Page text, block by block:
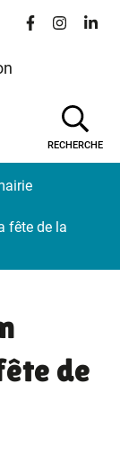
d'accessibilité
Lien vers le
Lien vers
Lien
RECHERCHE
fête de la
de